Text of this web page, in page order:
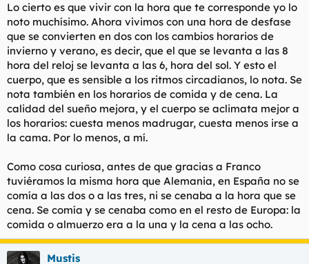
Lo cierto es que vivir con la hora que te corresponde yo lo
noto muchísimo. Ahora vivimos con una hora de desfase
que se convierten en dos con los cambios horarios de
invierno y verano, es decir, que el que se levanta a las 8
hora del reloj se levanta a las 6, hora del sol. Y esto el
cuerpo, que es sensible a los ritmos circadianos, lo nota. Se
nota también en los horarios de comida y de cena. La
calidad del sueño mejora, y el cuerpo se aclimata mejor a
los horarios: cuesta menos madrugar, cuesta menos irse a
la cama. Por lo menos, a mí.
Como cosa curiosa, antes de que gracias a Franco
tuviéramos la misma hora que Alemania, en España no se
comía a las dos o a las tres, ni se cenaba a la hora que se
cena. Se comía y se cenaba como en el resto de Europa: la
comida o almuerzo era a la una y la cena a las ocho.
Mustis